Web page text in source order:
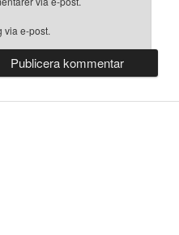
via e-post.